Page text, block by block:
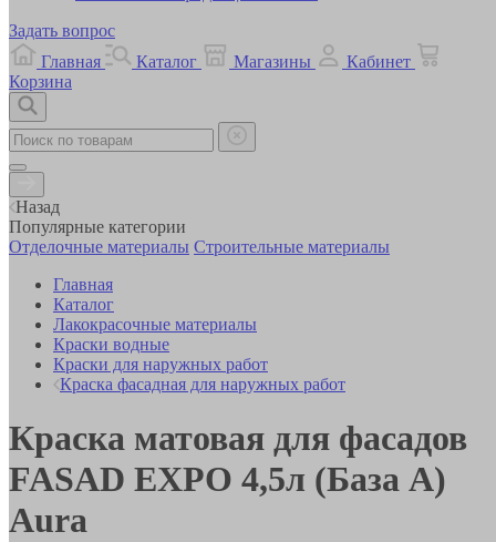
Задать вопрос
Главная
Каталог Магазины
Кабинет
Корзина
Назад
Популярные категории
Отделочные материалы Строительные материалы
Главная
Каталог
Лакокрасочные материалы
Краски водные
Краски для наружных работ
Краска фасадная для наружных работ
Краска матовая для фасадов
FASAD EXPO 4,5л (База А)
Aura